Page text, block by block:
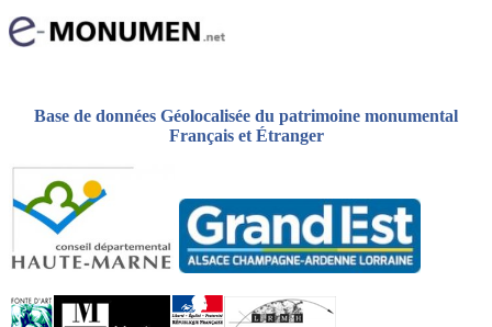
Base de données Géolocalisée du patrimoine monumental
Français et Étranger